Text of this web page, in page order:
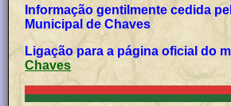
Informação gentilmente cedida
Municipal de Chaves
Ligação para a página oficial do
Chaves